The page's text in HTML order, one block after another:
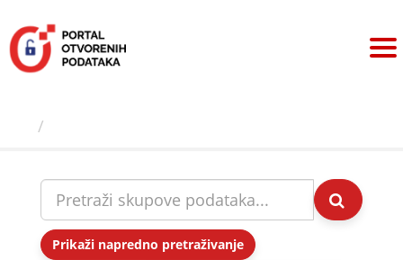
sadržaj
Prikaži napredno pretraživanje